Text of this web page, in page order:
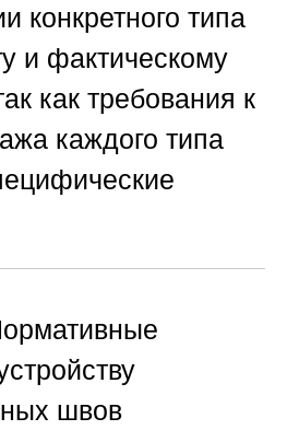
конкретного типа
и фактическому
как требования к
каждого типа
швов